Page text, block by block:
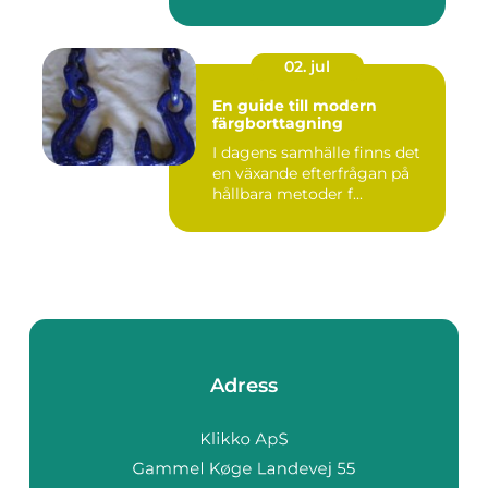
02. jul
En guide till modern
färgborttagning
I dagens samhälle finns det
en växande efterfrågan på
hållbara metoder f...
Adress